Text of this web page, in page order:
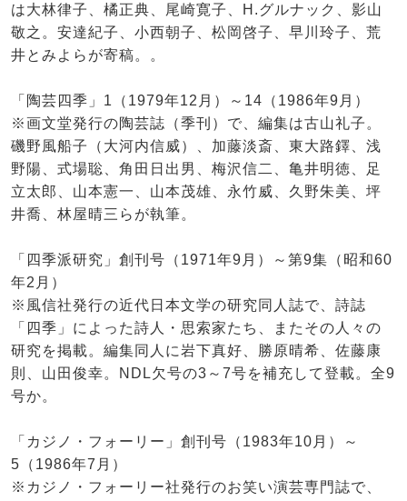
は大林律子、橘正典、尾崎寛子、H.グルナック、影山
敬之。安達紀子、小西朝子、松岡啓子、早川玲子、荒
井とみよらが寄稿。。
「陶芸四季」1（1979年12月）～14（1986年9月）
※画文堂発行の陶芸誌（季刊）で、編集は古山礼子。
磯野風船子（大河内信威）、加藤淡斎、東大路鐸、浅
野陽、式場聡、角田日出男、梅沢信二、亀井明徳、足
立太郎、山本憲一、山本茂雄、永竹威、久野朱美、坪
井喬、林屋晴三らが執筆。
「四季派研究」創刊号（1971年9月）～第9集（昭和60
年2月）
※風信社発行の近代日本文学の研究同人誌で、詩誌
「四季」によった詩人・思索家たち、またその人々の
研究を掲載。編集同人に岩下真好、勝原晴希、佐藤康
則、山田俊幸。NDL欠号の3～7号を補充して登載。全9
号か。
「カジノ・フォーリー」創刊号（1983年10月）～
5（1986年7月）
※カジノ・フォーリー社発行のお笑い演芸専門誌で、